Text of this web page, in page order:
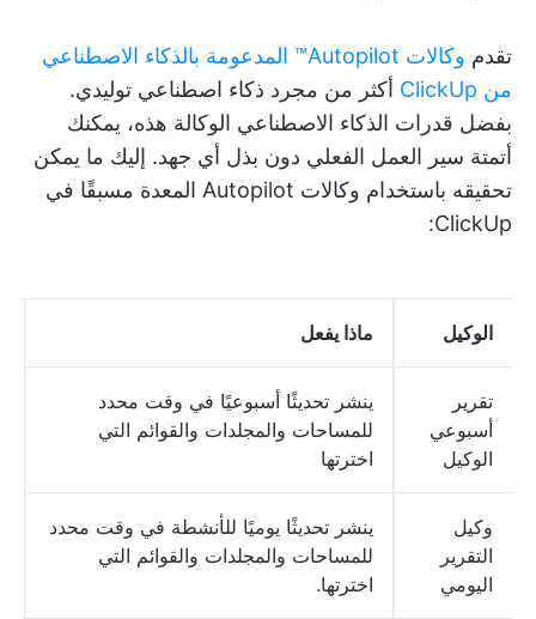
تقدم
وكالات Autopilot™ المدعومة بالذكاء الاصطناعي
من ClickUp
أكثر من مجرد ذكاء اصطناعي توليدي.
بفضل قدرات الذكاء الاصطناعي الوكالة هذه، يمكنك
أتمتة سير العمل الفعلي دون بذل أي جهد. إليك ما يمكن
تحقيقه باستخدام وكالات Autopilot المعدة مسبقًا في
ClickUp:
الوكيل ماذا يفعل
تقرير
أسبوعي
الوكيل
ينشر تحديثًا أسبوعيًا في وقت محدد
للمساحات والمجلدات والقوائم التي
اخترتها
وكيل
التقرير
اليومي
ينشر تحديثًا يوميًا للأنشطة في وقت محدد
للمساحات والمجلدات والقوائم التي
اخترتها.